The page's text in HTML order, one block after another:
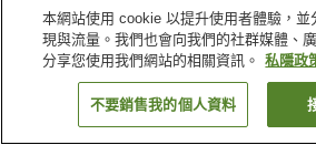
停車場
按摩浴
岩盤浴
桑拿
找客房
本網站使用 cookie 以提升使用者體驗，並
現與流量。我們也會向我們的社群媒體、
分享您使用我們網站的相關資訊。
私隱政
不要銷售我的個人資料